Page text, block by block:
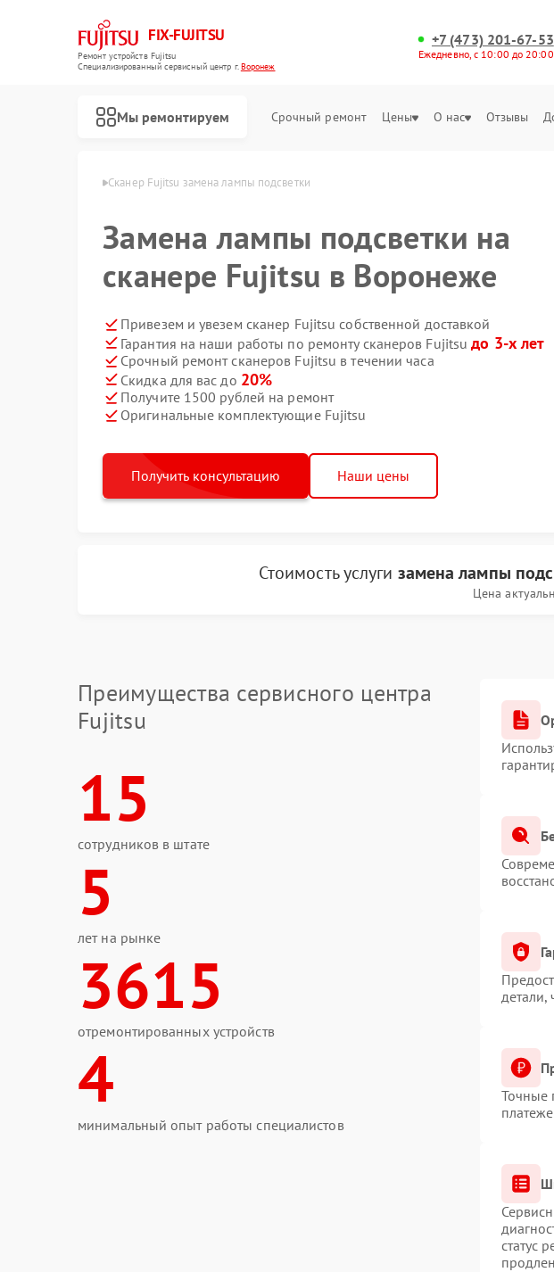
FIX-FUJITSU
Ремонт устройств Fujitsu
Специализированный cервисный центр г.Воронеж
+7 (473) 201-67-53
Ежедневно, с 10:00 до 20:00
Мы ремонтируем Срочный ремонт Цены О нас Отзывы
Fujitsu в Воронеже Сканер Fujitsu замена лампы подсветки
Замена лампы подсветки на
сканере Fujitsu в Воронеже
Привезем и увезем сканер Fujitsu собственной доставкой
Гарантия на наши работы по ремонту сканеров Fujitsuдо 3-х лет
Срочный ремонт сканеров Fujitsu в течении часа
Скидка для вас до 20%
Получите 1500 рублей на ремонт
Оригинальные комплектующие Fujitsu
Получить консультацию Наши цены
Стоимость услуги замена лампы
Цена
Преимущества сервисного центра
Fujitsu
15
сотрудников в штате
5
лет на рынке
3615
отремонтированных устройств
4
минимальный опыт работы специалистов
детали,
Точные
статус